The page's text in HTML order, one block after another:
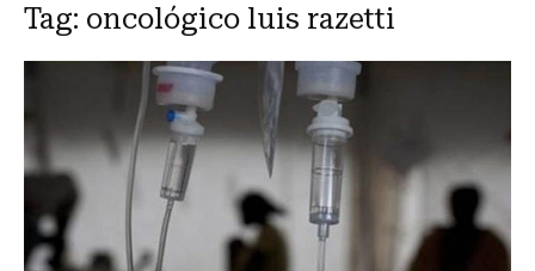
Tag: oncológico luis razetti